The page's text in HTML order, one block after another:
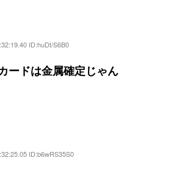
ID:huDt/S6B0
ードは金属確定じゃん
ID:b6wRS35S0